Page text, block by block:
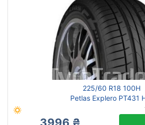
225/60 R18 100H
Petlas Explero PT431